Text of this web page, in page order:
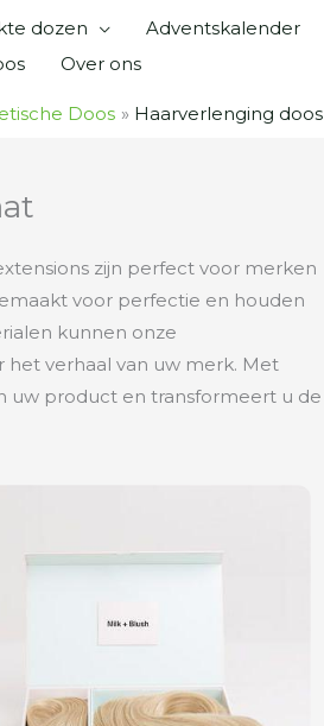
dozen Adventskalender
Over ons
Doos Haarverlenging doos
zijn perfect voor merken
voor perfectie en houden
kunnen onze
het verhaal van uw merk. Met
uw product en transformeert u de